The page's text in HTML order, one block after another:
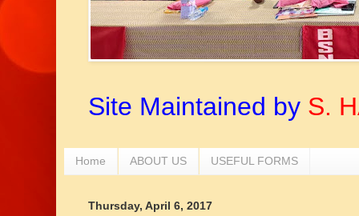
Site Maintained by S.
Home ABOUT US USEFUL FORMS
Thursday, April 6, 2017